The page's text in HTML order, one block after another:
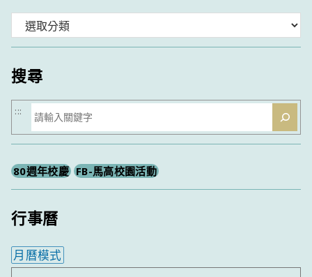
類
搜尋
搜
尋
:::
80週年校慶 FB-馬高校園活動
行事曆
月曆模式